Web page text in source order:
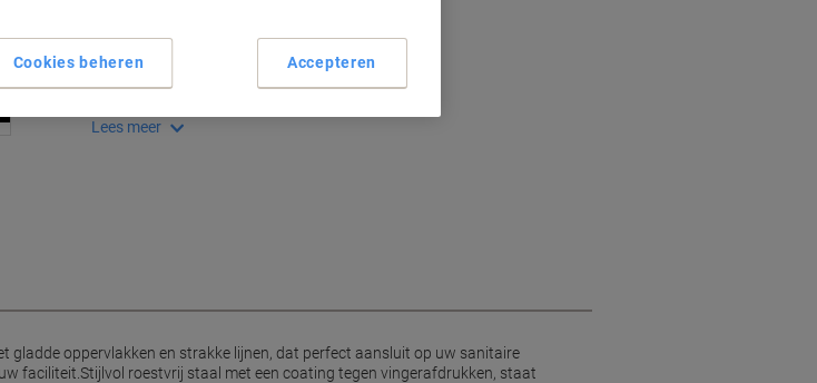
Lees meer
gladde oppervlakken en strakke lijnen, dat perfect aansluit op uw sanitaire
faciliteit.Stijlvol roestvrij staal met een coating tegen vingerafdrukken, staat
Cookies beheren Accepteren